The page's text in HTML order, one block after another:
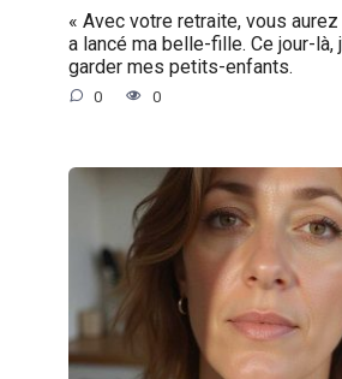
« Avec votre retraite, vous
a lancé ma belle-fille. Ce jour-là,
garder mes petits-enfants.
0 0